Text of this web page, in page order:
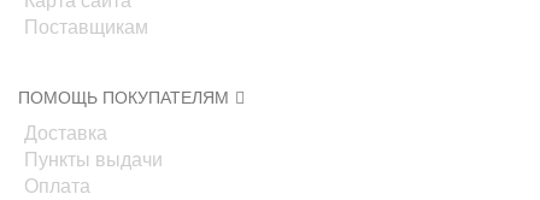
Поставщикам
ПОМОЩЬ ПОКУПАТЕЛЯМ
Доставка
Пункты выдачи
Оплата